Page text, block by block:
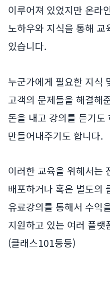
이루어져 있었지만 온라
노하우와 지식을 통해 교
있습니다.
누군가에게 필요한 지식
고객의 문제들을 해결해
돈을 내고 강의를 듣기도
만들어내주기도 합니다.
이러한 교육을 위해서는
배포하거나 혹은 별도의
유료강의를 통해서 수익
지원하고 있는 여러 플랫
(클래스101등등)